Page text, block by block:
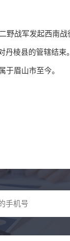
野战军发起西南
丹棱县的管辖结
于眉山市至今。